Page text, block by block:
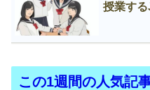
授業す
この1週間の人気記